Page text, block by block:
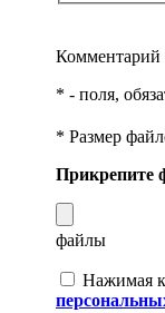
Комментарий
* - поля,
* Размер
Прикрепите
файлы
Нажимая